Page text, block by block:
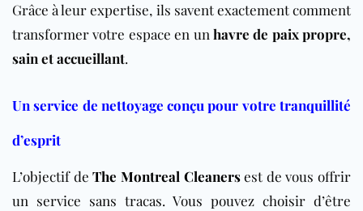
Grâce à leur expertise, ils savent exactement comment
transformer votre espace en un havre de paix propre,
sain et accueillant.
Un service de nettoyage conçu pour votre tranquillité
d’esprit
L’objectif deThe Montreal Cleanersest de vous offrir
un service sans tracas. Vous pouvez choisir d’être